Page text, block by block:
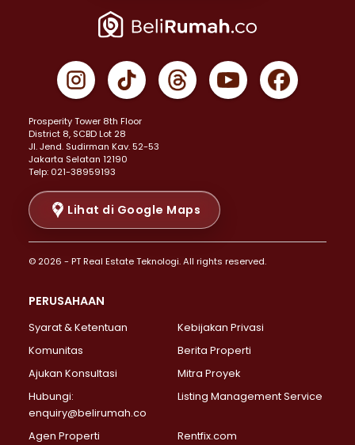
Properti Dijual di Jakarta Pusat >
Properti Dijual di Gambir >
Properti Dijual di Johar Baru >
Properti Dijual di Menteng >
Properti Dijual di Senen >
Properti Dijual di Tanah Abang >
Properti Dijual di Cikini >
Properti Dijual di Kramat >
Properti Dijual di Pasar Baru >
Properti Dijual di Bendungan Hilir >
Properti Dijual di Jakarta Selatan >
Properti Dijual di Lebak Bulus >
Properti Dijual di Gandaria Selatan >
Properti Dijual di Pondok Labu >
Properti Dijual di Lenteng Agung >
Properti Dijual di Senayan >
Properti Dijual di Pondok Pinang >
Prosperity Tower 8th Floor
District 8, SCBD Lot 28
JI. Jend. Sudirman Kav. 52-53
Jakarta Selatan 12190
Telp: 021-38959193
Lihat di Google Maps
© 2026 - PT Real Estate Teknologi. All rights reserved.
PERUSAHAAN
Syarat & Ketentuan
Kebijakan Privasi
Komunitas
Berita Properti
Ajukan Konsultasi
Mitra Proyek
Hubungi:
enquiry@belirumah.co
Listing Management Service
Agen Properti Rentfix.com